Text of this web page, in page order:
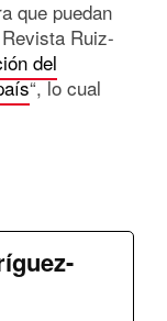
que puedan
Ruiz-
del
“, lo cual